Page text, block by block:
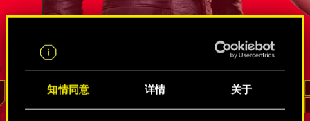
知情同意 详情 关于
李德